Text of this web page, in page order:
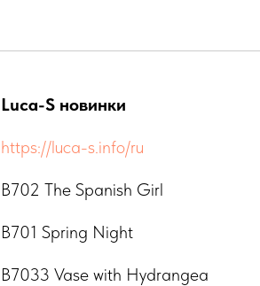
Luca-S новинки
https://luca-s.info/ru
B702 The Spanish Girl
B701 Spring Night
B7033 Vase with Hydrangea